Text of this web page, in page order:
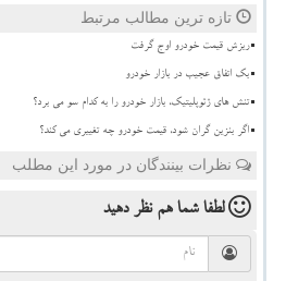
تازه ترین مطالب مرتبط
ریزش قیمت خودرو اوج گرفت
بک اتفاق عجیب در بازار خودرو
تنش های ژئوپلیتیک، بازار خودرو را به کدام سو می برد؟
اگر بنزین گران شود، قیمت خودرو چه تغییری می کند؟
نظرات بینندگان در مورد این مطلب
لطفا شما همنظر دهید